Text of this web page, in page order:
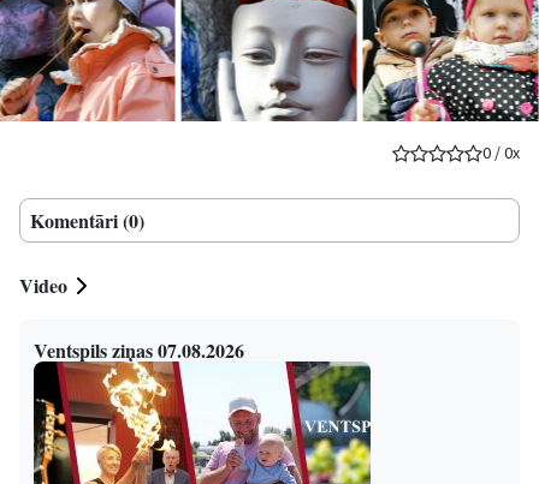
0/0x
Komentāri (0)
Video
Ventspils ziņas 07.08.2026